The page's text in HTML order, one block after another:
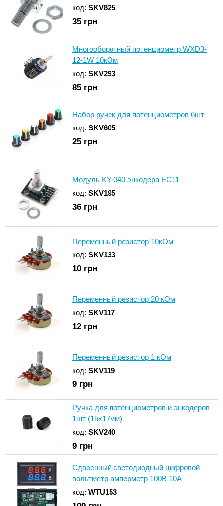
код: SKV825
35 грн
Многооборотный потенциометр WXD3-
12-1W 10кОм
код: SKV293
85 грн
Набор ручек для потенциометров 6шт
код: SKV605
25 грн
Модуль KY-040 энкодера EC11
код: SKV195
36 грн
Переменный резистор 10кОм
код: SKV133
10 грн
Переменный резистор 20 кОм
код: SKV117
12 грн
Переменный резистор 1 кОм
код: SKV119
9 грн
Ручка для потенциометров и энкодеров
1шт (15x17мм)
код: SKV240
9 грн
Сдвоенный светодиодный цифровой
вольтметр-амперметр 100В 10А
код: WTU153